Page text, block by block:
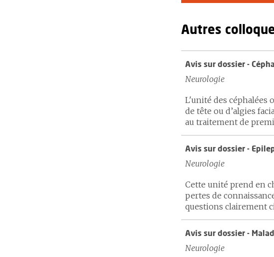
Autres
Avis sur dossier -
Neurologie
L'unité des céphalées
de tête ou d’algies
au traitement de
Avis sur dossier -
Neurologie
Cette unité prend en
pertes de
questions clairement
Avis sur dossier -
Neurologie